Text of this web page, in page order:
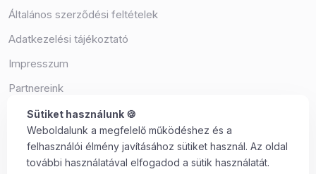
Általános szerződési feltételek
Adatkezelési tájékoztató
Impresszum
Partnereink
Süti beállítások
Sütiket használunk 🍪
Weboldalunk a megfelelő működéshez és a
felhasználói élmény javításához sütiket használ. Az oldal
további használatával elfogadod a sütik használatát.